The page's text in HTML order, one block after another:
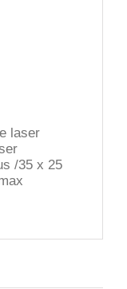
laser
/35 x 25